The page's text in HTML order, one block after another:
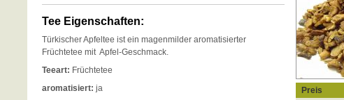
Tee Eigenschaften:
Türkischer Apfeltee ist ein magenmilder aromatisierter
Früchtetee mit Apfel-Geschmack.
Teeart: Früchtetee
aromatisiert: ja
Preis